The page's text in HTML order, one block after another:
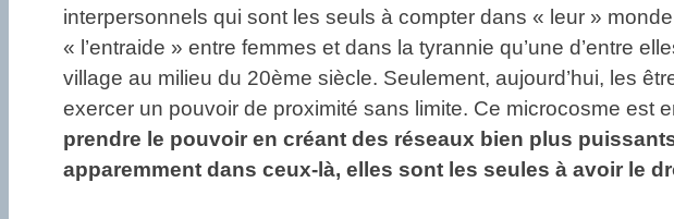
interpersonnels qui sont les seuls à compter dans « leur »
« l’entraide » entre femmes et dans la tyrannie qu’une d’entre
village au milieu du 20ème siècle. Seulement, aujourd’hui, les
exercer un pouvoir de proximité sans limite. Ce microcosme est
prendre le pouvoir en créant des réseaux bien plus
apparemment dans ceux-là, elles sont les seules à avoir le